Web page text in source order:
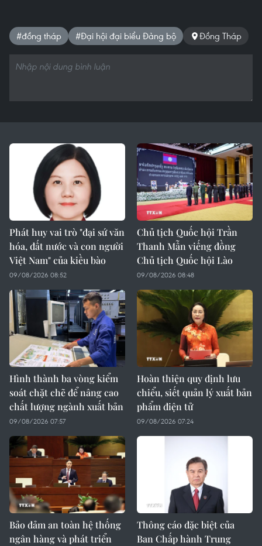
#đồng tháp #Đại hội đại biểu Đảng bộ Đồng Tháp
Phát huy vai trò "đại sứ văn
hóa, đất nước và con người
Việt Nam" của kiều bào
09/08/2026 08:52
Chủ tịch Quốc hội Trần
Thanh Mẫn viếng đồng
Chủ tịch Quốc hội Lào
09/08/2026 08:48
Hình thành ba vòng kiểm
soát chặt chẽ để nâng cao
chất lượng ngành xuất bản
09/08/2026 07:57
Hoàn thiện quy định lưu
chiểu, siết quản lý xuất bản
phẩm điện tử
09/08/2026 07:24
Bảo đảm an toàn hệ thống
ngân hàng và phát triển
Thông cáo đặc biệt của
Ban Chấp hành Trung